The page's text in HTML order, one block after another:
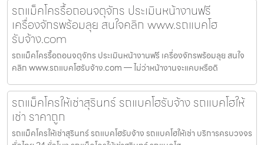
รถแม็คโครรื้อถอนจตุจักร ประเมินหน้างานฟรี
เครื่องจักรพร้อมลุย สนใจคลิก www.รถแบคโฮ
รับจ้าง.com
รถแม็คโครรื้อถอนจตุจักร ประเมินหน้างานฟรี เครื่องจักรพร้อมลุย สนใจ
คลิก www.รถแบคโฮรับจ้าง.com — ไม่ว่าหน้างานจะแคบหรือดิ
รถแม็คโครให้เช่าสุรินทร์ รถแบคโฮรับจ้าง รถแบคโฮให้
เช่า ราคาถูก
รถแม็คโครให้เช่าสุรินทร์ รถแบคโฮรับจ้าง รถแบคโฮให้เช่า บริการครบวงจร